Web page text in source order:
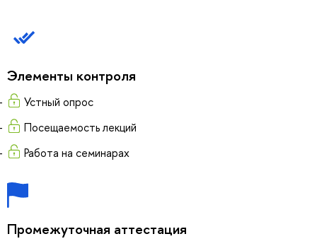
Элементы контроля
Устный опрос
Посещаемость лекций
Работа на семинарах
Промежуточная аттестация